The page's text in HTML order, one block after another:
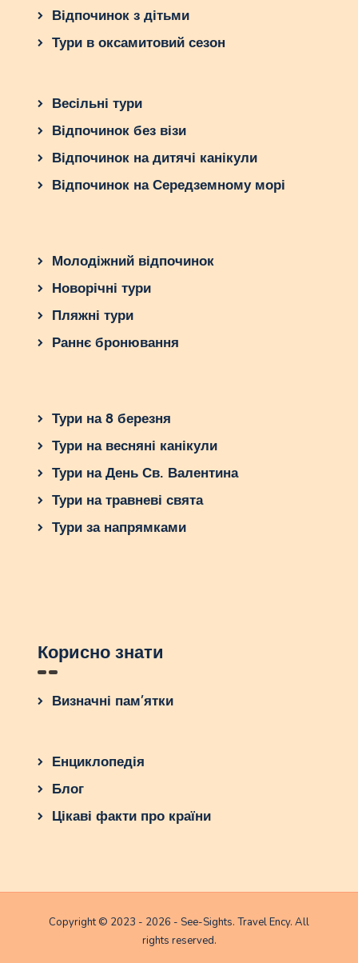
Відпочинок з дітьми
Тури в оксамитовий сезон
Весільні тури
Відпочинок без візи
Відпочинок на дитячі канікули
Відпочинок на Середземному морі
Молодіжний відпочинок
Новорічні тури
Пляжні тури
Раннє бронювання
Тури на 8 березня
Тури на весняні канікули
Тури на День Св. Валентина
Тури на травневі свята
Тури за напрямками
Корисно знати
Визначні пам’ятки
Енциклопедія
Блог
Цікаві факти про країни
Copyright © 2023 - 2026 - See-Sights. Travel Ency. All
rights reserved.